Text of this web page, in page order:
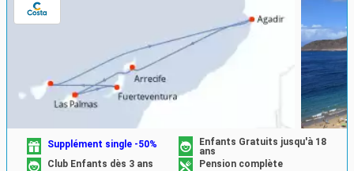
Supplément single -50%
Enfants Gratuits jusqu'à 18
ans
Club Enfants dès 3 ans
Pension complète